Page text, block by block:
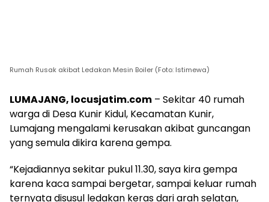
Rumah Rusak akibat Ledakan Mesin Boiler (Foto: Istimewa)
LUMAJANG, locusjatim.com – Sekitar 40 rumah
warga di Desa Kunir Kidul, Kecamatan Kunir,
Lumajang mengalami kerusakan akibat guncangan
yang semula dikira karena gempa.
“Kejadiannya sekitar pukul 11.30, saya kira gempa
karena kaca sampai bergetar, sampai keluar rumah
ternyata disusul ledakan keras dari arah selatan,